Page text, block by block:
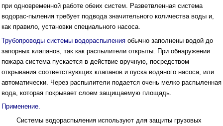
при одновременной работе обеих систем. Разветвленная система
водорас-пыления требует подвода значительного количества воды и,
как правило, установки специального насоса.
Трубопроводы системы водораспыления обычно заполнены водой до
запорных клапанов, так как распылители открыты. При обнаружении
пожара система пускается в действие вручную, посредством
открывания соответствующих клапанов и пуска водяного насоса, или
автоматически. Через распылители подается очень мелко распыленная
вода, которая покрывает слоем защищаемую площадь.
Применение.
Системы водораспыления используют для защиты грузовых